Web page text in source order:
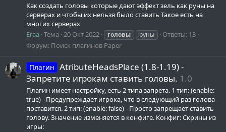
Как создать головы которые дают эффект зель как руны на
серверах и чтобы их нельзя было ставить Такое есть на
многих серверах
Eraa Тема 20 Окт 2022 головы руны
Ответы: 13
Форум: Поиск плагинов Paper
Плагин AtributeHeadsPlace (1.8-1.19) -
Запретите игрокам ставить головы. 1.0
Плагин имеет настройку, есть 2 типа запрета. 1 тип: (enable:
true) - Предупреждает игрока, что в следующий раз голова
поставится. 2 тип: (enable: false) - Просто запрещает ставить
голову. Значение изменяется в конфиге. Конфиг: Скрины из
игры: